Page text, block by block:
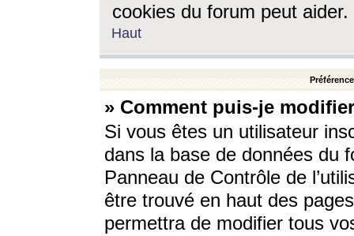
cookies du forum peut aider.
Haut
» Comment puis-je
Si vous êtes un utilisateur
dans la base de données du
Panneau de Contrôle de
être trouvé en haut des
permettra de modifier tous